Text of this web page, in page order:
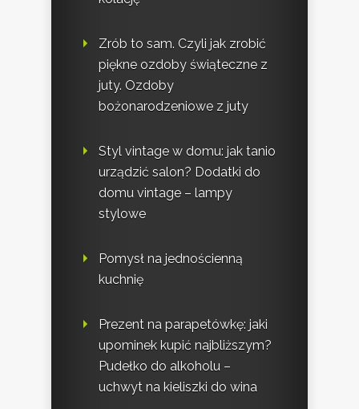
Zrób to sam. Czyli jak zrobić
piękne ozdoby świąteczne z
juty. Ozdoby
bożonarodzeniowe z juty
Styl vintage w domu: jak tanio
urządzić salon? Dodatki do
domu vintage – lampy
stylowe
Pomysł na jednościenną
kuchnię
Prezent na parapetówkę: jaki
upominek kupić najbliższym?
Pudełko do alkoholu –
uchwyt na kieliszki do wina